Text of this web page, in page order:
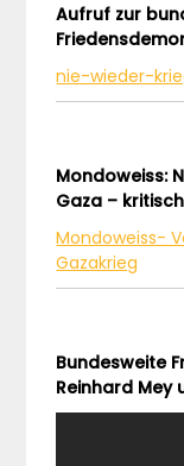
Aufruf zur
nie-wieder-
Mondoweiss:
Gaza –
Mondoweiss-
Gazakrieg
Bundesweite
Reinhard Mey